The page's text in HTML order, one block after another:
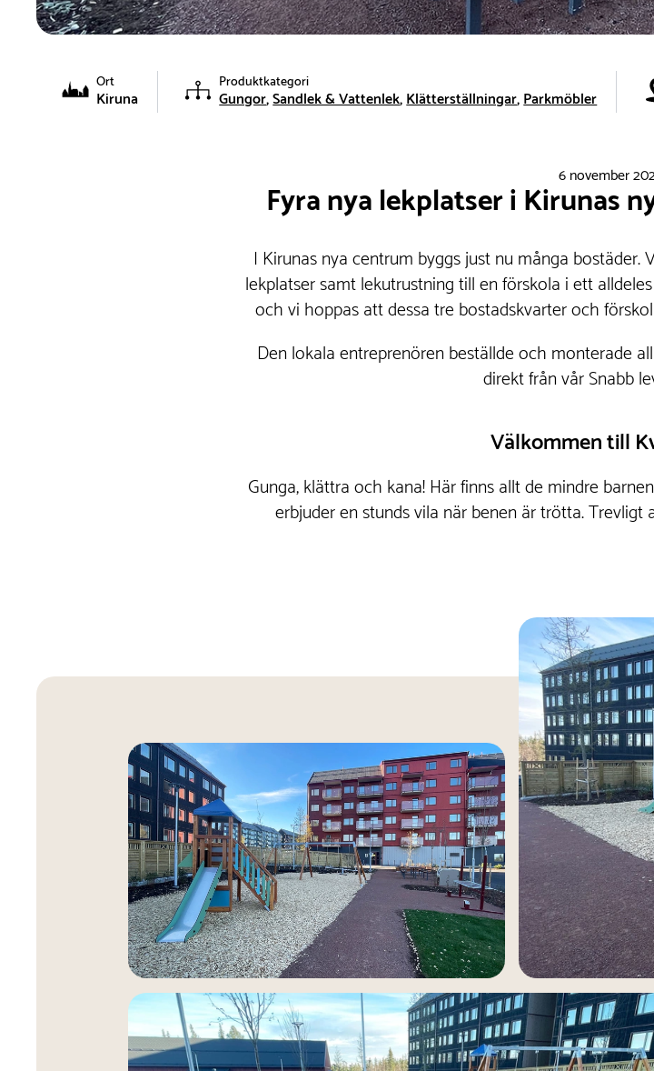
Ort
Kiruna
Produktkategori
Gungor Sandlek & Vattenlek Klätterställningar Parkmöbler
6 november
Fyra nya lekplatser i Kirunas
I Kirunas nya centrum byggs just nu många
lekplatser samt lekutrustning till en förskola i ett
och vi hoppas att dessa tre bostadskvarter och
Den lokala entreprenören beställde och monterade
direkt från vår Snabb
Välkommen till
Gunga, klättra och kana! Här finns allt de mindre
erbjuder en stunds vila när benen är trötta.